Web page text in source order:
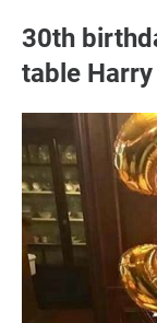
30th
table